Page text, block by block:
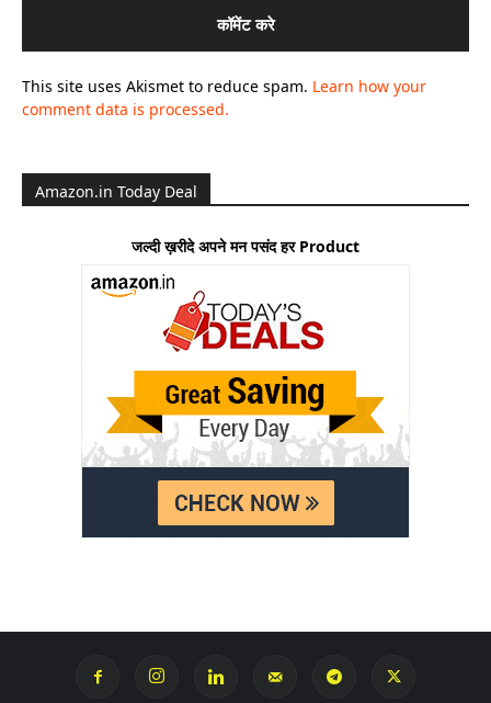
This site uses Akismet to reduce spam. Learn how your
comment data is processed.
Amazon.in Today Deal
जल्दी ख़रीदे अपने मन पसंद हर Product